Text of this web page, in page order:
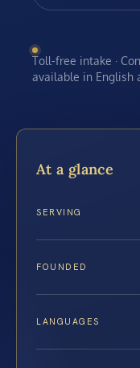
Toll-free intake ·
available in English
At a glance
SERVING
FOUNDED
LANGUAGES